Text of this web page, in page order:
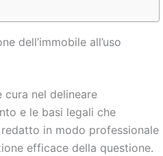
dell’immobile all’uso
nel delineare
e le basi legali che
in modo professionale
efficace della questione.